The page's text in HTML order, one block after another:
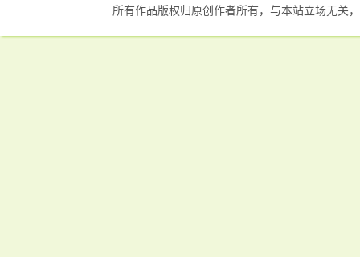
所有作品版权归原创作者所有，与本站立场无关